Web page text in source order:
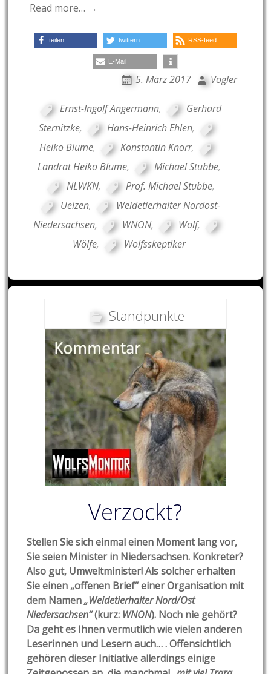
Read more… →
teilen twittern RSS-feed
E-Mail
5. März 2017 Vogler
Ernst-Ingolf Angermann,
Gerhard
Sternitzke, Hans-Heinrich Ehlen,
Heiko Blume, Konstantin Knorr,
Landrat Heiko Blume, Michael Stubbe,
NLWKN, Prof. Michael Stubbe,
Uelzen,
Weidetierhalter Nordost-
Niedersachsen, WNON, Wolf,
Wölfe, Wolfsskeptiker
Standpunkte
Verzockt?
Stellen Sie sich einmal einen Moment lang vor,
Sie seien Minister in Niedersachsen. Konkreter?
Also gut, Umweltminister! Als solcher erhalten
Sie einen „offenen Brief“ einer Organisation mit
dem Namen„Weidetierhalter Nord/Ost
Niedersachsen“(kurz: WNON). Noch nie gehört?
Da geht es Ihnen vermutlich wie vielen anderen
Leserinnen und Lesern auch… . Offensichtlich
gehören dieser Initiative allerdings einige